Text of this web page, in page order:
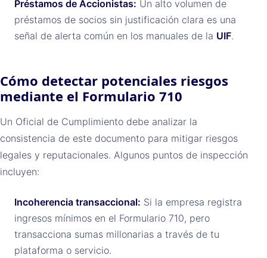
Préstamos de Accionistas: Un alto volumen de
préstamos de socios sin justificación clara es una
señal de alerta común en los manuales de la UIF.
Cómo detectar potenciales riesgos
mediante el Formulario 710
Un Oficial de Cumplimiento debe analizar la
consistencia de este documento para mitigar riesgos
legales y reputacionales. Algunos puntos de inspección
incluyen:
Incoherencia transaccional: Si la empresa registra
ingresos mínimos en el Formulario 710, pero
transacciona sumas millonarias a través de tu
plataforma o servicio.